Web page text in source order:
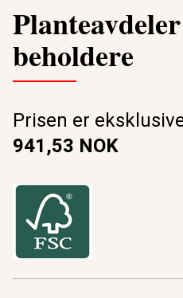
beholdere
Prisen er
941,53 NOK